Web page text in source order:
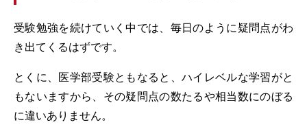
受験勉強を続けていく中では、毎日のように疑問点がわ
き出てくるはずです。
とくに、医学部受験ともなると、ハイレベルな学習がと
もないますから、その疑問点の数たるや相当数にのぼる
に違いありません。